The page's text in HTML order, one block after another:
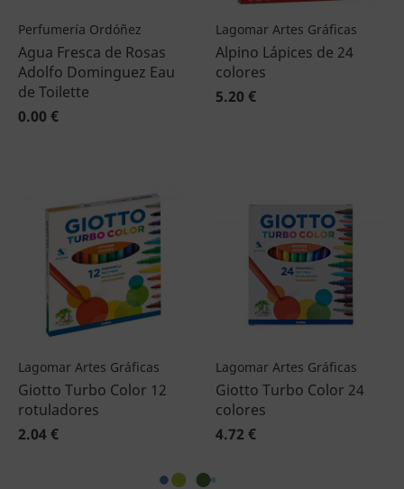
Perfumería Ordóñez
Agua Fresca de Rosas
Adolfo Dominguez Eau
de Toilette
0.00 €
Lagomar Artes Gráficas
Alpino Lápices de 24
colores
5.20 €
Lagomar Artes Gráficas
Giotto Turbo Color 12
rotuladores
2.04 €
Lagomar Artes Gráficas
Giotto Turbo Color 24
colores
4.72 €